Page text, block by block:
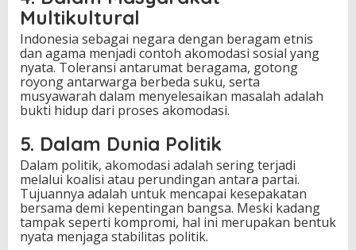
Multikultural
Indonesia sebagai negara dengan beragam etnis
dan agama menjadi contoh akomodasi sosial yang
nyata. Toleransi antarumat beragama, gotong
royong antarwarga berbeda suku, serta
musyawarah dalam menyelesaikan masalah adalah
bukti hidup dari proses akomodasi.
5. Dalam Dunia Politik
Dalam politik, akomodasi adalah sering terjadi
melalui koalisi atau perundingan antara partai.
Tujuannya adalah untuk mencapai kesepakatan
bersama demi kepentingan bangsa. Meski kadang
tampak seperti kompromi, hal ini merupakan bentuk
nyata menjaga stabilitas politik.